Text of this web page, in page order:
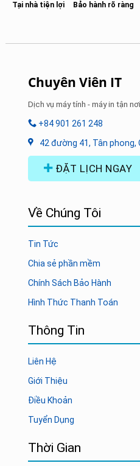
Tại nhà tiện lợi Bảo hành rõ ràng
Chuyên Viên IT
Dịch vụ máy tính - máy in tận nơi
+84 901 261 248
42 đường 41, Tân phong,
ĐẶT LỊCH NGAY
Về Chúng Tôi
Tin Tức
Chia sẻ phần mềm
Chính Sách Bảo Hành
Hình Thức Thanh Toán
Thông Tin
Liên Hệ
Giới Thiệu
Điều Khoản
Tuyển Dụng
Thời Gian